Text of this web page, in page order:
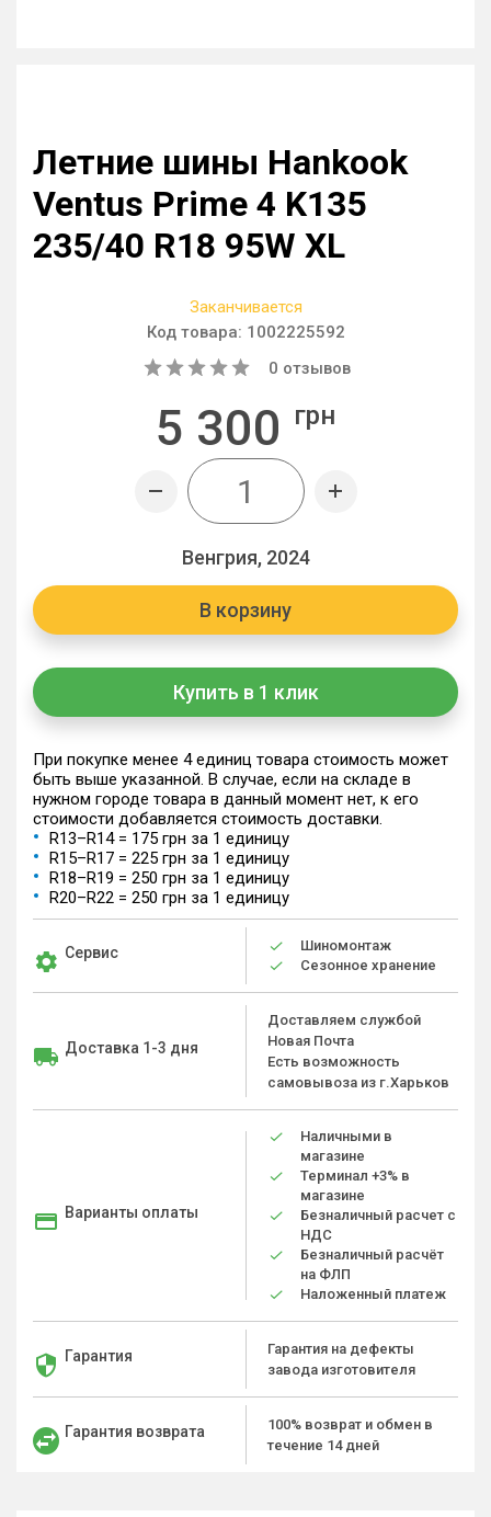
Летние шины Hankook
Ventus Prime 4 K135
235/40 R18 95W XL
Заканчивается
Код товара: 1002225592
0 отзывов
5 300 грн
Венгрия, 2024
В корзину
Купить в 1 клик
При покупке менее 4 единиц товара стоимость может
быть выше указанной. В случае, если на складе в
нужном городе товара в данный момент нет, к его
стоимости добавляется стоимость доставки.
R13–R14 = 175 грн за 1 единицу
R15–R17 = 225 грн за 1 единицу
R18–R19 = 250 грн за 1 единицу
R20–R22 = 250 грн за 1 единицу
Сервис
Шиномонтаж
Сезонное хранение
Доставка 1-3 дня
Доставляем службой
Новая Почта
Есть возможность
самовывоза из г.Харьков
Варианты оплаты
Наличными в
магазине
Терминал +3% в
магазине
Безналичный расчет с
НДС
Безналичный расчёт
на ФЛП
Наложенный платеж
Гарантия
Гарантия на дефекты
завода изготовителя
Гарантия возврата
100% возврат и обмен в
течение 14 дней